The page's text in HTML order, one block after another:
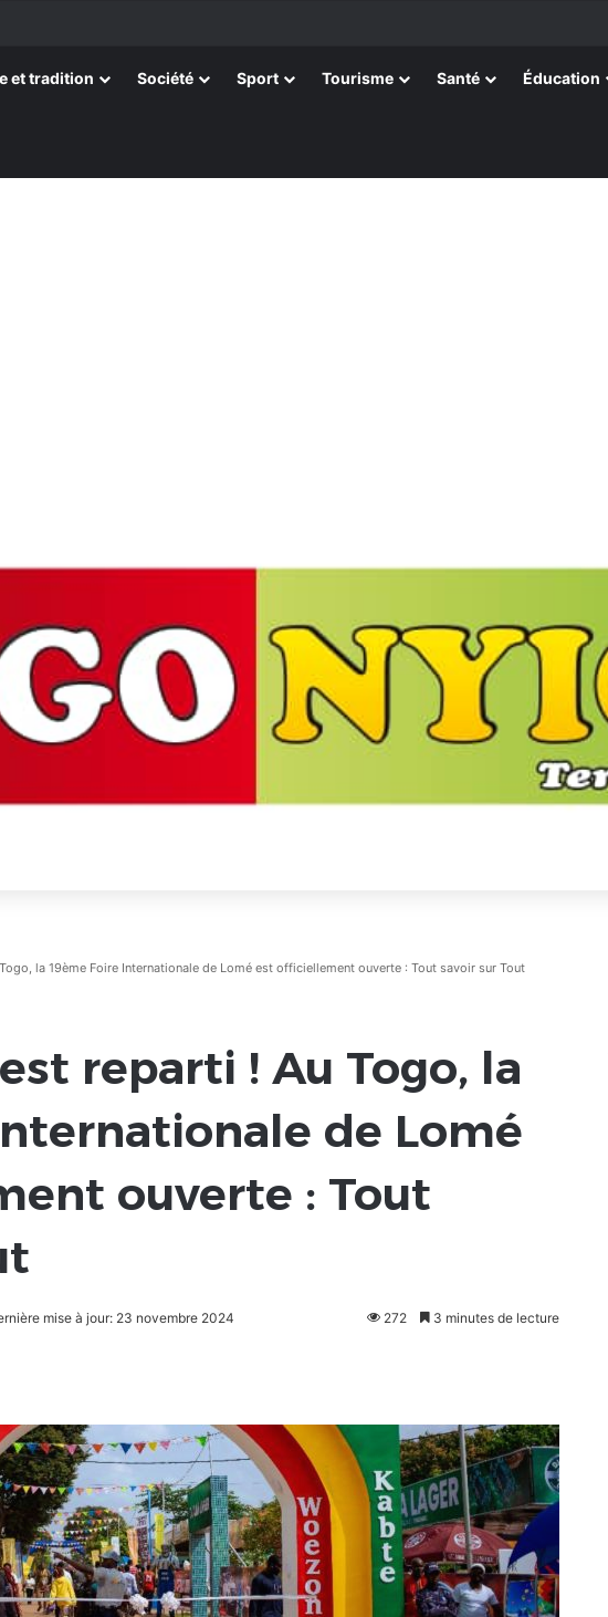
qui prépare le terrain pour la Foire Internationale de Lomé
et tradition Société Sport Tourisme Santé Éducation
la 19ème Foire Internationale de Lomé est officiellement ouverte : Tout savoir sur Tout
reparti ! Au Togo, la
de Lomé
ouverte : Tout
mise à jour: 23 novembre 2024 272 3 minutes de lecture